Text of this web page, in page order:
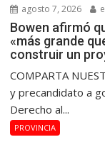
agosto 7, 2026
Bowen afirmó
«más grande
construir un
COMPARTA
y precandidato a
Derecho al...
PROVINCIA